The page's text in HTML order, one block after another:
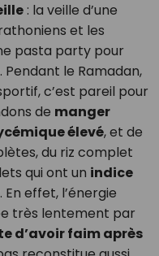
: la veille d’une
et les
pasta party pour
le Ramadan,
c’est pareil pour
de manger
élevé, et de
du riz complet
qui ont un indice
. En effet, l’énergie
très lentement par
d’avoir faim après